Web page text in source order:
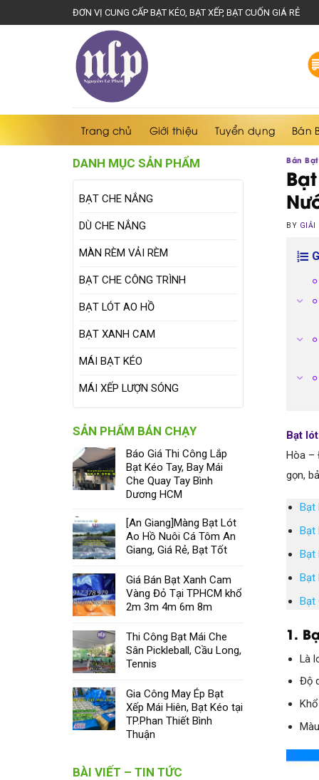
to
ĐƠN VỊ CUNG CẤP BẠT KÉO, BẠT XẾP, BẠT CUỐN GIÁ RẺ
Trang chủ Giới thiệu Tuyển dụng Bán
DANH MỤC SẢN PHẨM
BẠT CHE NẮNG
DÙ CHE NẮNG
MÀN RÈM VẢI RÈM
BẠT CHE CÔNG TRÌNH
BẠT LÓT AO HỒ
BẠT XANH CAM
MÁI BẠT KÉO
MÁI XẾP LƯỢN SÓNG
SẢN PHẨM BÁN CHẠY
Báo Giá Thi Công Lắp
Bạt Kéo Tay, Bay Mái
Che Quay Tay Bình
Dương HCM
[An Giang]Màng Bạt Lót
Ao Hồ Nuôi Cá Tôm An
Giang, Giá Rẻ, Bạt Tốt
Giá Bán Bạt Xanh Cam
Vàng Đỏ Tại TPHCM khổ
2m 3m 4m 6m 8m
Thi Công Bạt Mái Che
Sân Pickleball, Cầu Long,
Tennis
Gia Công May Ép Bạt
Xếp Mái Hiên, Bạt Kéo tại
TP.Phan Thiết Bình
Thuận
BÀI VIẾT – TIN TỨC
Bán Bạt
BY GIẢI
Bạt
Hòa –
gọn,
Bạt
Bạt
Bạt
Bạt
Bạt
1.
Là
Độ